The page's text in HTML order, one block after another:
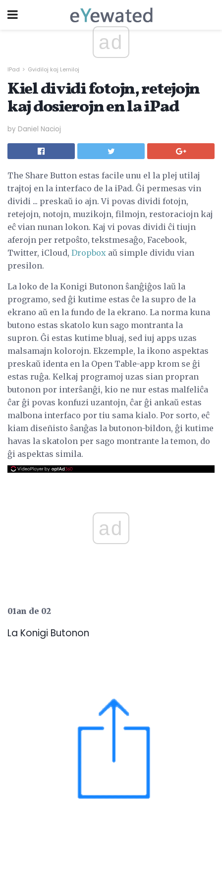
ad
IPad Gvidiloj kaj Lerniloj
Kiel dividi fotojn, retejojn
kaj dosierojn en la iPad
by Daniel Nacioj
The Share Button estas facile unu el la plej utilaj
trajtoj en la interfaco de la iPad. Ĝi permesas vin
dividi ... preskaŭ io ajn. Vi povas dividi fotojn,
retejojn, notojn, muzikojn, filmojn, restoraciojn kaj
eĉ vian nunan lokon. Kaj vi povas dividi ĉi tiujn
aferojn per retpoŝto, tekstmesaĝo, Facebook,
Twitter, iCloud, Dropbox aŭ simple dividu vian
presilon.
La loko de la Konigi Butonon ŝanĝiĝos laŭ la
programo, sed ĝi kutime estas ĉe la supro de la
ekrano aŭ en la fundo de la ekrano. La norma kuna
butono estas skatolo kun sago montranta la
supron. Ĝi estas kutime bluaj, sed iuj apps uzas
malsamajn kolorojn. Ekzemple, la ikono aspektas
preskaŭ identa en la Open Table-app krom se ĝi
estas ruĝa. Kelkaj programoj uzas sian propran
butonon por interŝanĝi, kio ne nur estas malfeliĉa
ĉar ĝi povas konfuzi uzantojn, ĉar ĝi ankaŭ estas
malbona interfaco por tiu sama kialo. Por sorto, eĉ
kiam diseñisto ŝanĝas la butonon-bildon, ĝi kutime
havas la skatolon per sago montrante la temon, do
ĝi aspektas simila.
ad
01an de 02
La Konigi Butonon